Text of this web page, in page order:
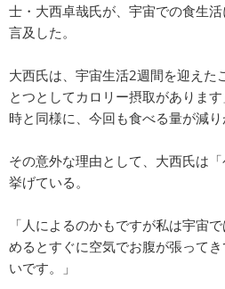
士・大西卓哉氏が、宇宙での食生
言及した。
大西氏は、宇宙生活2週間を迎えた
とつとしてカロリー摂取がありま
時と同様に、今回も食べる量が減り
その意外な理由として、大西氏は
挙げている。
「人によるのかもですが私は宇宙
めるとすぐに空気でお腹が張って
いです。」